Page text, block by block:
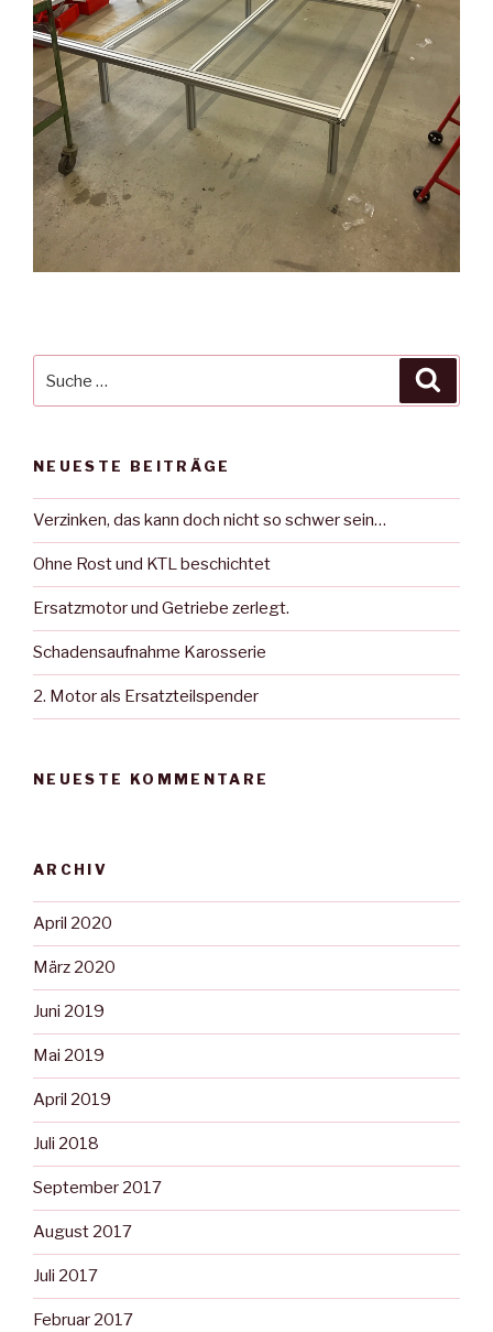
NEUESTE BEITRÄGE
Verzinken, das kann doch nicht so schwer sein…
Ohne Rost und KTL beschichtet
Ersatzmotor und Getriebe zerlegt.
Schadensaufnahme Karosserie
2. Motor als Ersatzteilspender
NEUESTE KOMMENTARE
ARCHIV
April 2020
März 2020
Juni 2019
Mai 2019
April 2019
Juli 2018
September 2017
August 2017
Juli 2017
Februar 2017